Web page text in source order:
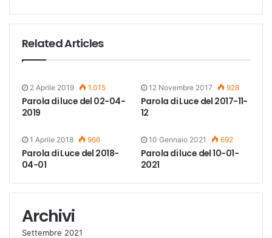
Related Articles
2 Aprile 2019 1.015
Parola di luce del 02-04-
2019
12 Novembre 2017 928
Parola di Luce del 2017-11-
12
1 Aprile 2018 966
Parola di Luce del 2018-
04-01
10 Gennaio 2021 692
Parola di luce del 10-01-
2021
Archivi
Settembre 2021